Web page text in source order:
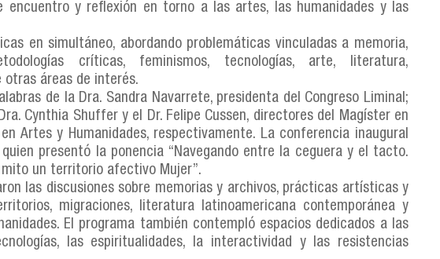
encuentro y reflexión en torno a las artes, las humanidades y las
en simultáneo, abordando problemáticas vinculadas a memoria,
críticas, feminismos, tecnologías, arte, literatura,
áreas de interés.
de la Dra. Sandra Navarrete, presidenta del Congreso Liminal;
Cynthia Shuffer y el Dr. Felipe Cussen, directores del Magíster en
Artes y Humanidades, respectivamente. La conferencia inaugural
presentó la ponencia “Navegando entre la ceguera y el tacto.
un territorio afectivo Mujer”.
las discusiones sobre memorias y archivos, prácticas artísticas y
migraciones, literatura latinoamericana contemporánea y
El programa también contempló espacios dedicados a las
las espiritualidades, la interactividad y las resistencias